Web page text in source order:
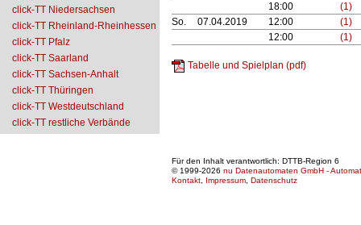
click-TT Niedersachsen
click-TT Rheinland-Rheinhessen
click-TT Pfalz
click-TT Saarland
click-TT Sachsen-Anhalt
click-TT Thüringen
click-TT Westdeutschland
click-TT restliche Verbände
18:00
(1)
So.
07.04.2019 12:00
(1)
12:00
(1)
Tabelle und Spielplan (pdf)
Für den Inhalt verantwortlich: DTTB-Region 6
© 1999-2026 nu Datenautomaten GmbH -
Kontakt
Impressum Datenschutz